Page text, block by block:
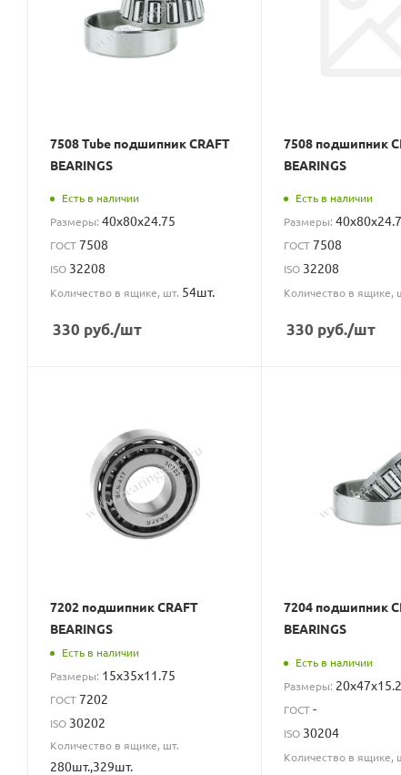
7508 Tube подшипник CRAFT
BEARINGS
Есть в наличии
Размеры: 40x80x24.75
ГОСТ7508
ISO 32208
Количество в ящике, шт. 54шт.
330 руб./шт
7508 подшипник
BEARINGS
Есть в наличии
Размеры:
ГОСТ7508
ISO 32208
Количество в ящике,
330 руб./шт
7202 подшипник CRAFT
BEARINGS
Есть в наличии
Размеры: 15x35x11.75
ГОСТ7202
ISO 30202
Количество в ящике, шт.
280шт.,329шт.
7204 подшипник
BEARINGS
Есть в наличии
Размеры:
ГОСТ-
ISO 30204
Количество в ящике,